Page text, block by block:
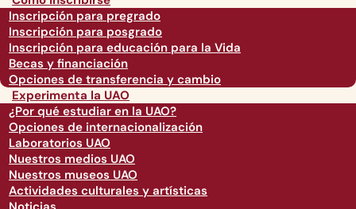
Inscripción para pregrado
Inscripción para posgrado
Inscripción para educación para la Vida
Becas y financiación
Opciones de transferencia y cambio
Experimenta la UAO
¿Por qué estudiar en la UAO?
Opciones de internacionalización
Laboratorios UAO
Nuestros medios UAO
Nuestros museos UAO
Actividades culturales y artísticas